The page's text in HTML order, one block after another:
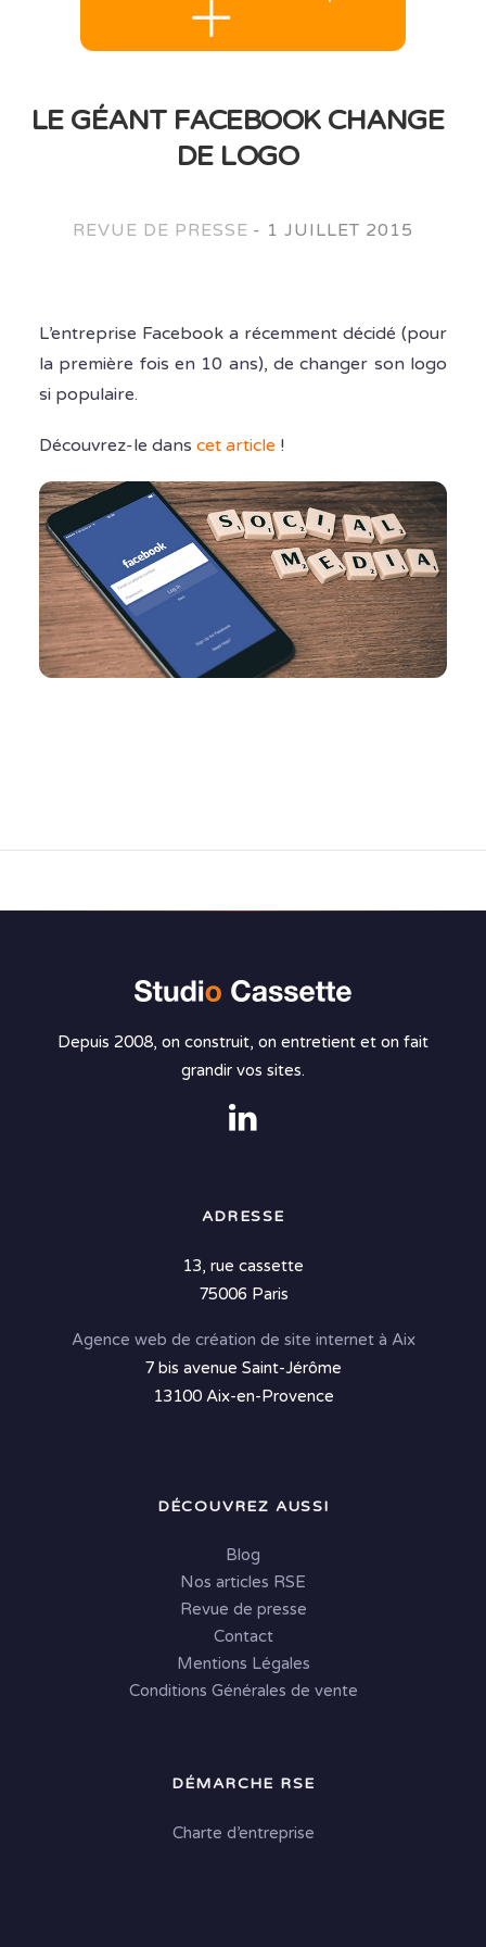
LE GÉANT FACEBOOK CHANGE
DE LOGO
REVUE DE PRESSE - 1 JUILLET 2015
L’entreprise Facebook a récemment décidé (pour
la première fois en 10 ans), de changer son logo
si populaire.
Découvrez-le dans cet article !
Depuis 2008, on construit, on entretient et on fait
grandir vos sites.
ADRESSE
13, rue cassette
75006 Paris
Agence web de création de site internet à Aix
7 bis avenue Saint-Jérôme
13100 Aix-en-Provence
DÉCOUVREZ AUSSI
Blog
Nos articles RSE
Revue de presse
Contact
Mentions Légales
Conditions Générales de vente
DÉMARCHE RSE
Charte d’entreprise